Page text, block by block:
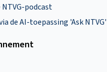
podcast
de AI-toepassing 'Ask NTVG'